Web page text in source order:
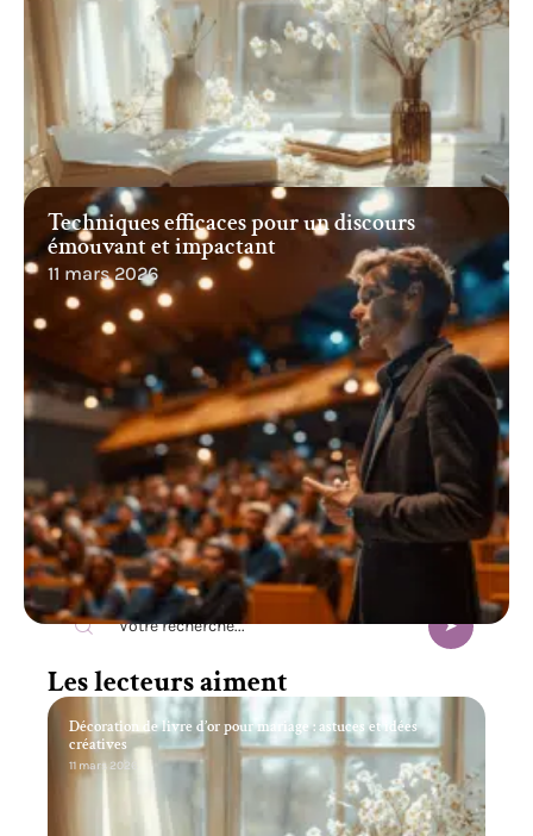
Techniques efficaces pour un discours
émouvant et impactant
11 mars 2026
Recherche
Les lecteurs aiment
Décoration de livre d’or pour mariage : astuces et idées
créatives
11 mars 2026